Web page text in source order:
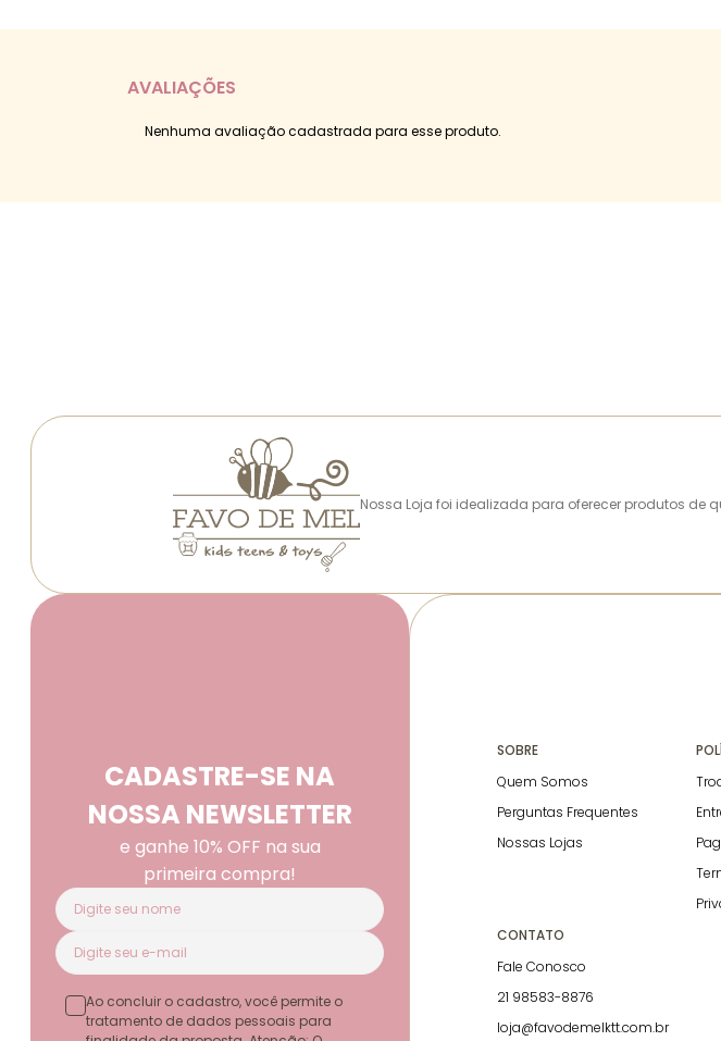
AVALIAÇÕES
Nenhuma avaliação cadastrada para esse produto.
Nossa Loja foi idealizada para oferecer produtos de
CADASTRE-SE NA
NOSSA NEWSLETTER
e ganhe 10% OFF na sua
primeira compra!
Ao concluir o cadastro, você permite o
tratamento de dados pessoais para
SOBRE
Quem Somos
Perguntas Frequentes
Nossas Lojas
CONTATO
Fale Conosco
21 98583-8876
loja@favodemelktt.com.br